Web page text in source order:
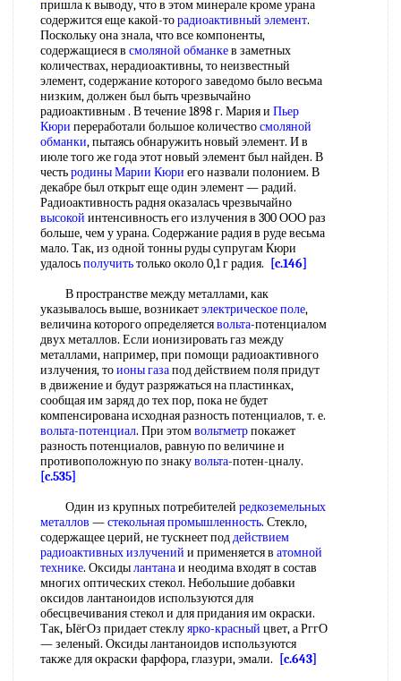
пришла к выводу, что в этом минерале кроме урана
содержится еще какой-торадиоактивный элемент.
Поскольку она знала, что все компоненты,
содержащиеся в смоляной обманкев заметных
количествах, нерадиоактивны, то неизвестный
элемент, содержание которого заведомо было весьма
низким, должен был быть чрезвычайно
радиоактивным . В течение 1898 г. Мария и Пьер
Кюри переработали большое количествосмоляной
обманки, пытаясь обнаружить новый элемент. И в
июле того же года этот новый элемент был найден. В
честьродиныМарии Кюри его назвали полонием. В
декабре был открыт еще один элемент — радий.
Радиоактивность радня оказалась чрезвычайно
высокой интенсивность его излучения в 300 ООО раз
больше, чем у урана. Содержание радия в руде весьма
мало. Так, из одной тонны руды супругам Кюри
удалосьполучитьтолько около 0,1 г радия.
[c.146]
В пространстве между металлами, как
указывалось выше, возникаетэлектрическое поле,
величина которого определяетсявольта-потенциалом
двух металлов. Если ионизировать газ между
металлами, например, при помощи радиоактивного
излучения, тоионы газапод действием поля придут
в движение и будут разряжаться на пластинках,
сообщая им заряд до тех пор, пока не будет
компенсирована исходная разность потенциалов, т. е.
вольта-потенциал. При этомвольтметрпокажет
разность потенциалов, равную по величине и
противоположную по знакувольта-потен-цналу.
[c.535]
Один из крупных потребителей редкоземельных
металлов —стекольная промышленность. Стекло,
содержащее церий, не тускнеет поддействием
радиоактивных излучений и применяется в атомной
технике. Оксидылантанаи неодима входят в состав
многих оптических стекол. Небольшие добавки
оксидов лантаноидов используются для
обесцвечивания стекол и для придания им окраски.
Так, ЫёгОз придает стеклуярко-красный цвет, а РггО
— зеленый. Оксиды лантаноидов используются
также для окраски фарфора, глазури, эмали.
[c.643]